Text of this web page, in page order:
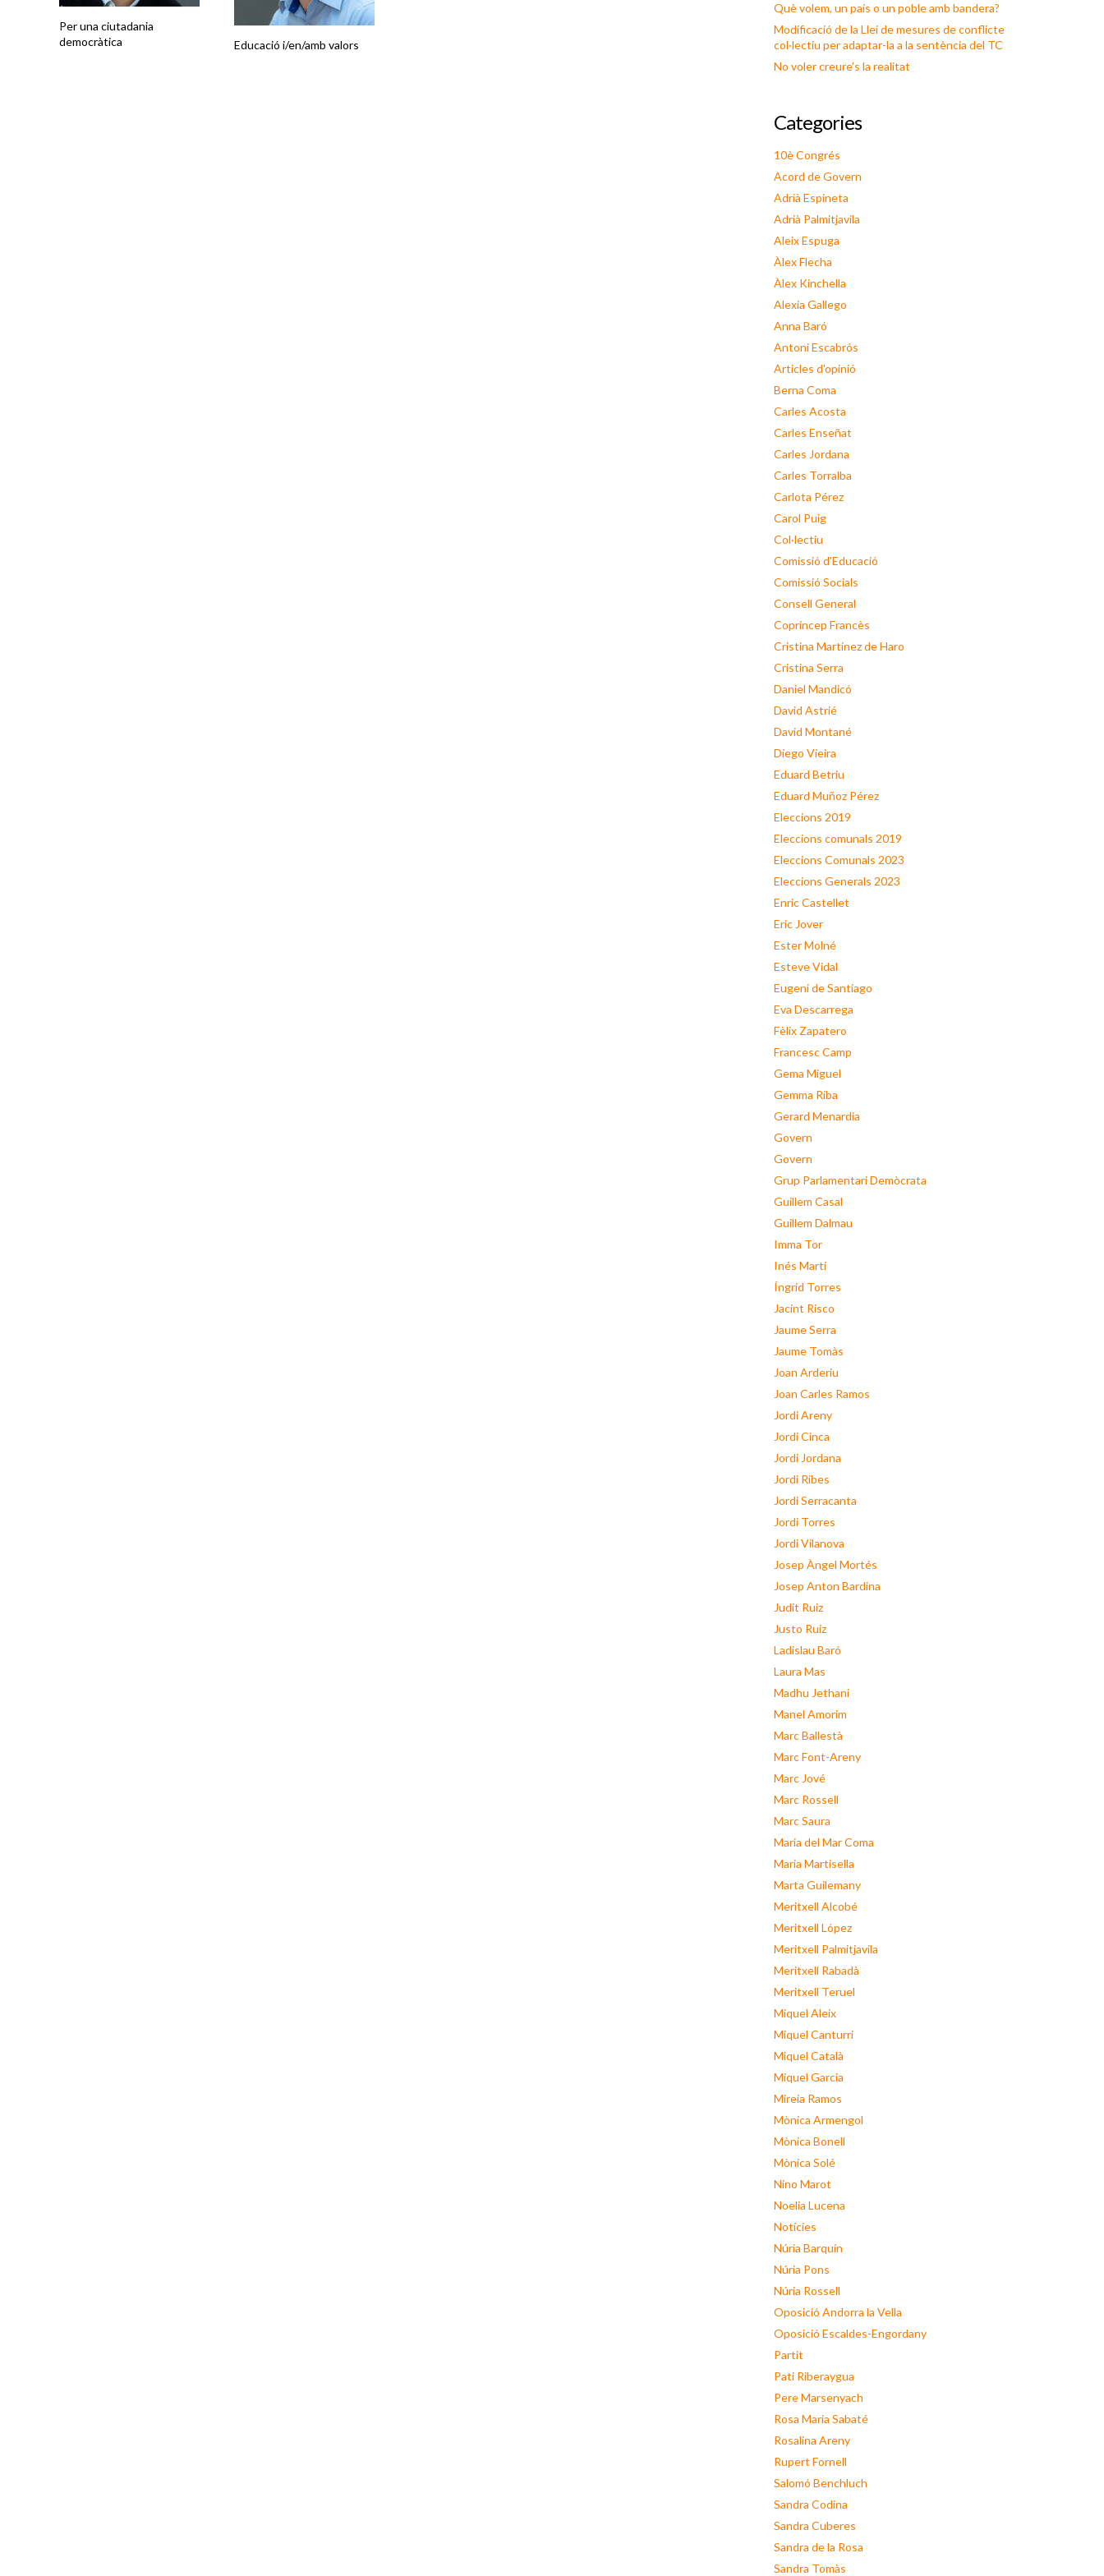
Per una ciutadania
democràtica
Educació i/en/amb valors
Què volem, un país o un poble amb bandera?
Modificació de la Llei de mesures de conflicte
col·lectiu per adaptar-la a la sentència del TC
No voler creure’s la realitat
Categories
10è Congrés
Acord de Govern
Adrià Espineta
Adrià Palmitjavila
Aleix Espuga
Àlex Flecha
Àlex Kinchella
Alexia Gallego
Anna Baró
Antoni Escabrós
Articles d'opinió
Berna Coma
Carles Acosta
Carles Enseñat
Carles Jordana
Carles Torralba
Carlota Pérez
Carol Puig
Col·lectiu
Comissió d'Educació
Comissió Socials
Consell General
Copríncep Francès
Cristina Martínez de Haro
Cristina Serra
Daniel Mandicó
David Astrié
David Montané
Diego Vieira
Eduard Betriu
Eduard Muñoz Pérez
Eleccions 2019
Eleccions comunals 2019
Eleccions Comunals 2023
Eleccions Generals 2023
Enric Castellet
Eric Jover
Ester Molné
Esteve Vidal
Eugeni de Santiago
Eva Descarrega
Fèlix Zapatero
Francesc Camp
Gema Miguel
Gemma Riba
Gerard Menardia
Govern
Govern
Grup Parlamentari Demòcrata
Guillem Casal
Guillem Dalmau
Imma Tor
Inés Martí
Íngrid Torres
Jacint Risco
Jaume Serra
Jaume Tomàs
Joan Arderiu
Joan Carles Ramos
Jordi Areny
Jordi Cinca
Jordi Jordana
Jordi Ribes
Jordi Serracanta
Jordi Torres
Jordi Vilanova
Josep Àngel Mortés
Josep Anton Bardina
Judit Ruiz
Justo Ruiz
Ladislau Baró
Laura Mas
Madhu Jethani
Manel Amorim
Marc Ballestà
Marc Font-Areny
Marc Jové
Marc Rossell
Marc Saura
Maria del Mar Coma
Maria Martisella
Marta Guilemany
Meritxell Alcobé
Meritxell López
Meritxell Palmitjavila
Meritxell Rabadà
Meritxell Teruel
Miquel Aleix
Miquel Canturri
Miquel Català
Miquel Garcia
Mireia Ramos
Mònica Armengol
Mònica Bonell
Mònica Solé
Nino Marot
Noelia Lucena
Notícies
Núria Barquín
Núria Pons
Núria Rossell
Oposició Andorra la Vella
Oposició Escaldes-Engordany
Partit
Pati Riberaygua
Pere Marsenyach
Rosa Maria Sabaté
Rosalina Areny
Rupert Fornell
Salomó Benchluch
Sandra Codina
Sandra Cuberes
Sandra de la Rosa
Sandra Tomàs